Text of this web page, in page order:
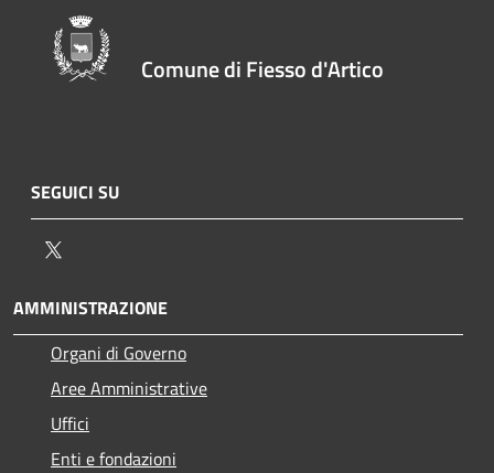
Comune di Fiesso d'Artico
SEGUICI SU
AMMINISTRAZIONE
Organi di Governo
Aree Amministrative
Uffici
Enti e fondazioni